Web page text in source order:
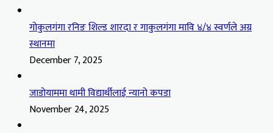
गोकुलगंगा रनिङ शिल्ड शारदा र गाकुलगंगा मावि ४/४ स्वर्णले अग्र
स्थानमा
December 7, 2025
जाडोयाममा थामी विद्यार्थीलाई न्यानो कपडा
November 24, 2025